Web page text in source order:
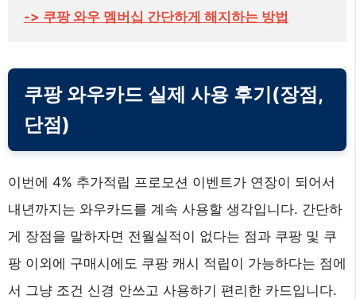
-> 쿠팡 와우 멤버십 간단하게 해지하는 방법
쿠팡 와우카드 실제 사용 후기(장점,
단점)
이번에 4% 추가적립 프로모션 이벤트가 연장이 되어서
내년까지는 와우카드를 계속 사용할 생각입니다. 간단하
게 장점을 말하자면 전월실적이 없다는 점과 쿠팡 및 쿠
팡 이외에 구매시에도 쿠팡 캐시 적립이 가능하다는 점에
서 그냥 조건 신경 안쓰고 사용하기 편리한 카드입니다.